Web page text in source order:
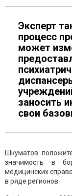
Эксперт
процесс
может
заносить
свои
Шкуматов
значимость в
медицинских
в ряде регионов.